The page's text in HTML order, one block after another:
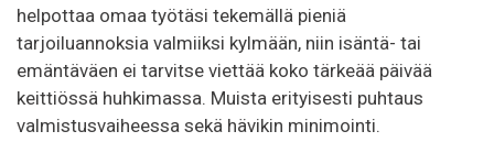
helpottaa omaa työtäsi tekemällä pieniä
tarjoiluannoksia valmiiksi kylmään, niin isäntä- tai
emäntäväen ei tarvitse viettää koko tärkeää päivää
keittiössä huhkimassa. Muista erityisesti puhtaus
valmistusvaiheessa sekä hävikin minimointi.